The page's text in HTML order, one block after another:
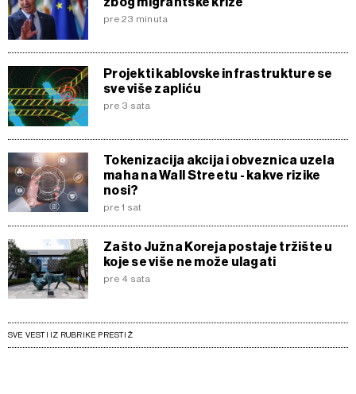
pre 23 minuta
Projekti kablovske infrastrukture se
sve više zapliću
pre 3 sata
Tokenizacija akcija i obveznica uzela
maha na Wall Streetu - kakve rizike
nosi?
pre 1 sat
Zašto Južna Koreja postaje tržište u
koje se više ne može ulagati
pre 4 sata
SVE VESTI IZ RUBRIKE PRESTIŽ